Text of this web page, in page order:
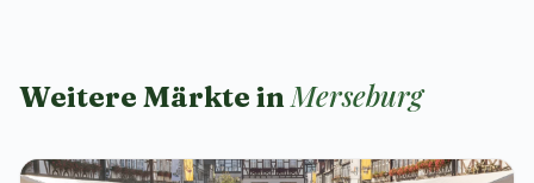
Weitere Märkte inMerseburg